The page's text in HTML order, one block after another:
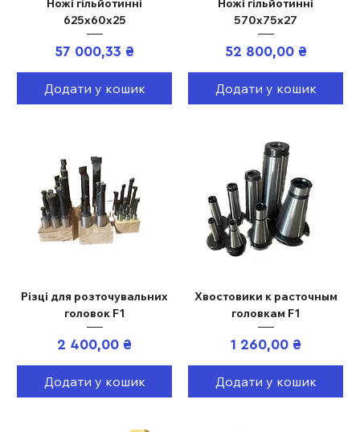
Ножі гільйотинні
625х60х25
Ціна
57 000,33 ₴
Додати у кошик
Ножі гільйотинні
570х75х27
Ціна
52 800,00 ₴
Додати у кошик
Різці для розточувальних
головок F1
Ціна
2 400,00 ₴
Додати у кошик
Хвостовики к расточным
головкам F1
Ціна
1 260,00 ₴
Додати у кошик